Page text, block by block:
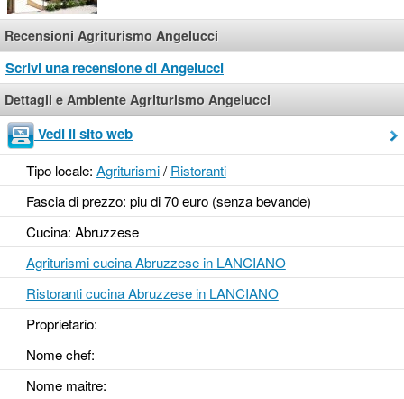
Recensioni Agriturismo Angelucci
Scrivi una recensione di Angelucci
Dettagli e Ambiente Agriturismo Angelucci
Vedi il sito web
Tipo locale: Agriturismi/Ristoranti
Fascia di prezzo: piu di 70 euro (senza bevande)
Cucina: Abruzzese
Agriturismi cucina Abruzzese in LANCIANO
Ristoranti cucina Abruzzese in LANCIANO
Proprietario:
Nome chef:
Nome maitre: